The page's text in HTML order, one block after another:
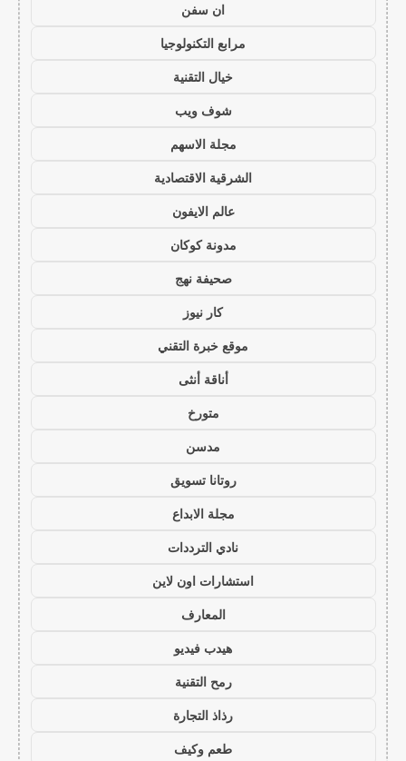
ان سفن
مرابع التكنولوجيا
خيال التقنية
شوف ويب
مجلة الاسهم
الشرقية الاقتصادية
عالم الايفون
مدونة كوكان
صحيفة نهج
كار نيوز
موقع خبرة التقني
أناقة أنثى
متورخ
مدسن
روتانا تسويق
مجلة الابداع
نادي الترددات
استشارات اون لاين
المعارف
هيدب فيديو
رمح التقنية
رذاذ التجارة
طعم وكيف